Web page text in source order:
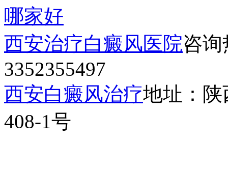
哪家好
西安治疗白癜风医院咨询
3352355497
西安白癜风治疗地址：
408-1号